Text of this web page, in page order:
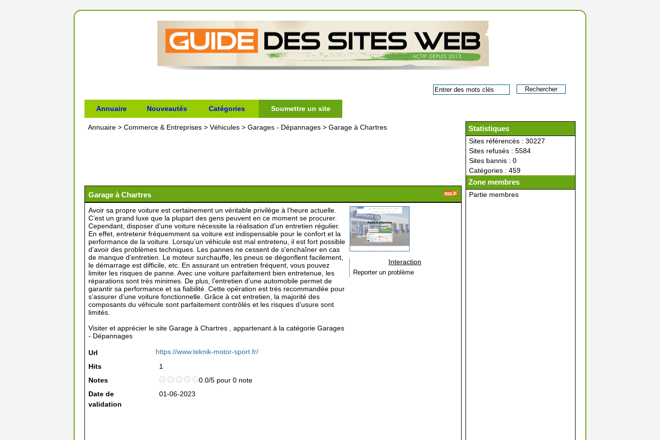
Annuaire Nouveautés Catégories Soumettre un site
Statistiques
Sites référencés : 30227
Sites refusés : 5584
Sites bannis : 0
Catégories : 459
Zone membres
Partie membres
Annuaire > Commerce & Entreprises > Véhicules > Garages - Dépannages > Garage à Chartres
Garage à Chartres
Avoir sa propre voiture est certainement un véritable privilège à l’heure actuelle.
C’est un grand luxe que la plupart des gens peuvent en ce moment se procurer.
Cependant, disposer d’une voiture nécessite la réalisation d’un entretien régulier.
En effet, entretenir fréquemment sa voiture est indispensable pour le confort et la
performance de la voiture. Lorsqu’un véhicule est mal entretenu, il est fort possible
d’avoir des problèmes techniques. Les pannes ne cessent de s'enchaîner en cas
de manque d’entretien. Le moteur surchauffe, les pneus se dégonflent facilement,
le démarrage est difficile, etc. En assurant un entretien fréquent, vous pouvez
limiter les risques de panne. Avec une voiture parfaitement bien entretenue, les
réparations sont très minimes. De plus, l’entretien d’une automobile permet de
garantir sa performance et sa fiabilité. Cette opération est très recommandée pour
s’assurer d’une voiture fonctionnelle. Grâce à cet entretien, la majorité des
composants du véhicule sont parfaitement contrôlés et les risques d’usure sont
limités.
Visiter et apprécier le site Garage à Chartres , appartenant à la catégorie Garages
- Dépannages
Url
https://www.teknik-motor-sport.fr/
Hits
1
Notes
0.0/5 pour 0 note
Date de
validation
01-06-2023
Interaction
Reporter un problème